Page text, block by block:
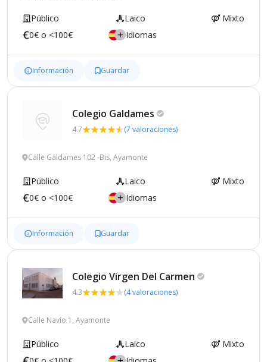
Público Laico
Mixto
0€ o <100€
Idiomas
Información Guardar
Colegio Galdames
4.7 (7 valoraciones)
Calle Galdames 102 -Bis, Ayamonte
Público Laico
Mixto
0€ o <100€
Idiomas
Información Guardar
Colegio Virgen Del Carmen
4.3 (4 valoraciones)
Calle Navío 1, Ayamonte
Público Laico
Mixto